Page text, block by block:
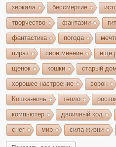
зеркала бессмертие
творчество фантазии
фантастика погода
пират своё мнение ещё
щенок кошки старый
хорошее настроение ворон
Кошка-ночь тепло
компьютер двоичный код
снег мир сила жизни
волшебство игрушки